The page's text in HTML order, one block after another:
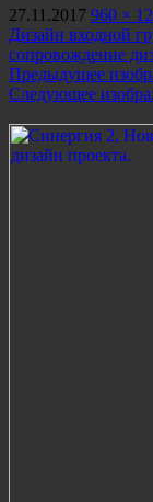
27.11.2017 960 ×
Дизайн входной
сопровождение
Предыдущее
Следующее